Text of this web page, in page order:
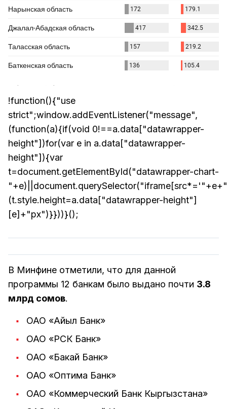
!function(){"use
strict";window.addEventListener("message",
(function(a){if(void 0!==a.data["datawrapper-
height"])for(var e in a.data["datawrapper-
height"]){var
t=document.getElementById("datawrapper-chart-
(t.style.height=a.data["datawrapper-height"]
[e]+"px")}}))}();
В Минфине отметили, что для данной
программы 12 банкам было выдано почти 3.8
млрд сомов.
ОАО «Айыл Банк»
ОАО «РСК Банк»
ОАО «Бакай Банк»
ОАО «Оптима Банк»
ОАО «Коммерческий Банк Кыргызстана»